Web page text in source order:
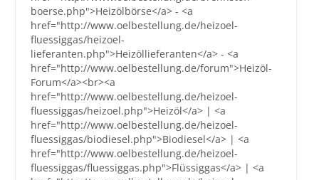
boerse.php">Heizölbörse</a> - <a
href="http://www.oelbestellung.de/heizoel-
fluessiggas/heizoel-
lieferanten.php">Heizöllieferanten</a> - <a
href="http://www.oelbestellung.de/forum">Heizöl-
Forum</a><br><a
href="http://www.oelbestellung.de/heizoel-
fluessiggas/heizoel.php">Heizöl</a> | <a
href="http://www.oelbestellung.de/heizoel-
fluessiggas/biodiesel.php">Biodiesel</a> | <a
href="http://www.oelbestellung.de/heizoel-
fluessiggas/fluessiggas.php">Flüssiggas</a> | <a